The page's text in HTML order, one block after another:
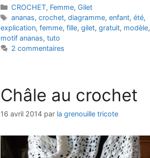
Catégories
CROCHET, Femme, Gilet
Étiquettes
ananas, crochet, diagramme, enfant, été,
explication, femme, fille, gilet, gratuit, modèle,
motif ananas, tuto
2 commentaires
Châle au crochet
16 avril 2014 par la grenouille tricote